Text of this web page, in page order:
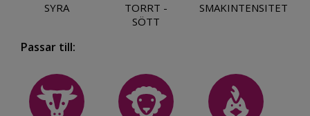
SYRA
TORRT -
SÖTT
SMAKINTENSITET
Passar till: